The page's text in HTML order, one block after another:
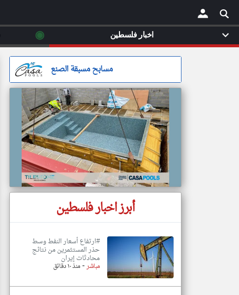
× مسابح مسبقة الصنع
أبرز اخبار فلسطين
#ارتفاع أسعار النفط وسط
حذر المستثمرين من نتائج
محادثات إيران
مباشر-منذ ١٠ دقائق
اخبار فلسطين ◉